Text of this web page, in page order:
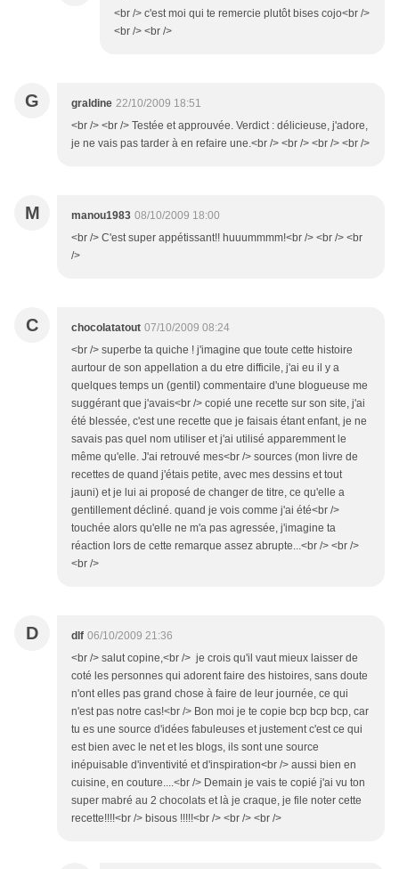
<br /> c'est moi qui te remercie plutôt bises cojo<br />
<br /> <br />
G graldine 22/10/2009 18:51
<br /> <br /> Testée et approuvée. Verdict : délicieuse, j'adore,
je ne vais pas tarder à en refaire une.<br /> <br /> <br /> <br />
M manou1983 08/10/2009 18:00
<br /> C'est super appétissant!! huuummmm!<br /> <br /> <br
/>
C chocolatatout 07/10/2009 08:24
<br /> superbe ta quiche ! j'imagine que toute cette histoire
aurtour de son appellation a du etre difficile, j'ai eu il y a
quelques temps un (gentil) commentaire d'une blogueuse me
suggérant que j'avais<br /> copié une recette sur son site, j'ai
été blessée, c'est une recette que je faisais étant enfant, je ne
savais pas quel nom utiliser et j'ai utilisé apparemment le
même qu'elle. J'ai retrouvé mes<br /> sources (mon livre de
recettes de quand j'étais petite, avec mes dessins et tout
jauni) et je lui ai proposé de changer de titre, ce qu'elle a
gentillement décliné. quand je vois comme j'ai été<br />
touchée alors qu'elle ne m'a pas agressée, j'imagine ta
réaction lors de cette remarque assez abrupte...<br /> <br />
<br />
D dlf 06/10/2009 21:36
<br /> salut copine,<br /> je crois qu'il vaut mieux laisser de
coté les personnes qui adorent faire des histoires, sans doute
n'ont elles pas grand chose à faire de leur journée, ce qui
n'est pas notre cas!<br /> Bon moi je te copie bcp bcp bcp, car
tu es une source d'idées fabuleuses et justement c'est ce qui
est bien avec le net et les blogs, ils sont une source
inépuisable d'inventivité et d'inspiration<br /> aussi bien en
cuisine, en couture....<br /> Demain je vais te copié j'ai vu ton
super mabré au 2 chocolats et là je craque, je file noter cette
recette!!!!<br /> bisous !!!!!<br /> <br /> <br />